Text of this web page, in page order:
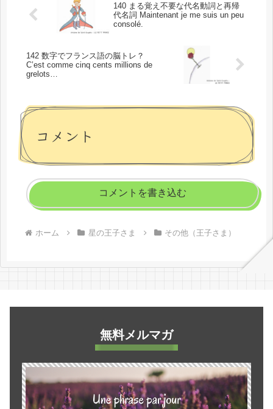
140 まる覚え不要な代名動詞と再帰
代名詞 Maintenant je me suis un peu
consolé.
142 数字でフランス語の脳トレ？
C’est comme cinq cents millions de
grelots…
コメント
コメントを書き込む
ホーム 星の王子さま その他（王子さま）
無料メルマガ